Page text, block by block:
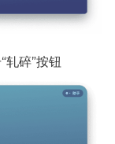
轧碎”按钮